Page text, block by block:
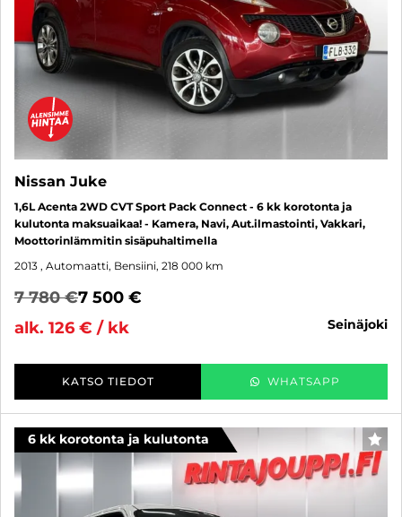
Nissan Juke
1,6L Acenta 2WD CVT Sport Pack Connect - 6 kk korotonta ja
kulutonta maksuaikaa! - Kamera, Navi, Aut.ilmastointi, Vakkari,
Moottorinlämmitin sisäpuhaltimella
2013 , Automaatti, Bensiini, 218 000 km
7 780 €7 500 €
alk. 126 € / kk
seinäjoki
KATSO TIEDOT WHATSAPP
6 kk korotonta ja kulutonta